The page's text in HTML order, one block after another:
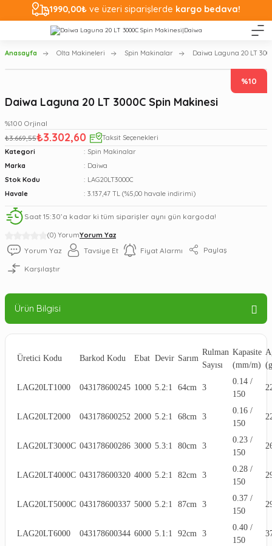
1990,00₺ ve üzeri siparişlerde kargo bedava!
Anasayfa Olta Makineleri Spin Makinalar Daiwa Laguna 20 LT
%10
(0) YorumYorum Yaz
Daiwa Laguna 20 LT 3000C Spin Makinesi
%100 Orjinal
₺3.669,55₺3.302,60
Taksit Seçenekleri
Kategori
Spin Makinalar
Marka
Daiwa
Stok Kodu
LAG20LT3000C
Havale
3.137,47 TL (%5,00 havale indirimi)
Saat 15:30’a kadar ki tüm siparişler aynı gün kargoda!
Yorum Yaz Tavsiye Et Fiyat Alarmı Paylaş
Karşılaştır
Ürün Bilgisi
Üretici Kodu Barkod Kodu Ebat Devir Sarım
Rulman
Sayısı
Kapasite
(mm/m)
LAG20LT1000 043178600245 1000 5.2:1 64cm 3
0.14 /
150
LAG20LT2000 043178600252 2000 5.2:1 68cm 3
0.16 /
150
LAG20LT3000C 043178600286 3000 5.3:1 80cm 3
0.23 /
150
LAG20LT4000C 043178600320 4000 5.2:1 82cm 3
0.28 /
150
LAG20LT5000C 043178600337 5000 5.2:1 87cm 3
0.37 /
150
LAG20LT6000 043178600344 6000 5.1:1 92cm 3
0.40 /
150